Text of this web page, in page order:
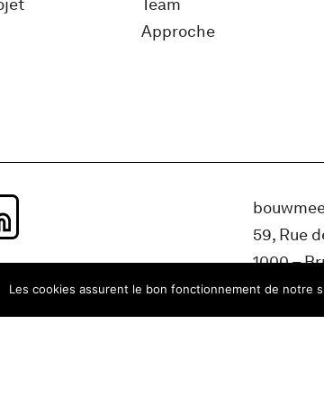
Team
Approche
59, Rue
1000 –
Belgique
Les cookies assurent le bon fonctionnement de notre